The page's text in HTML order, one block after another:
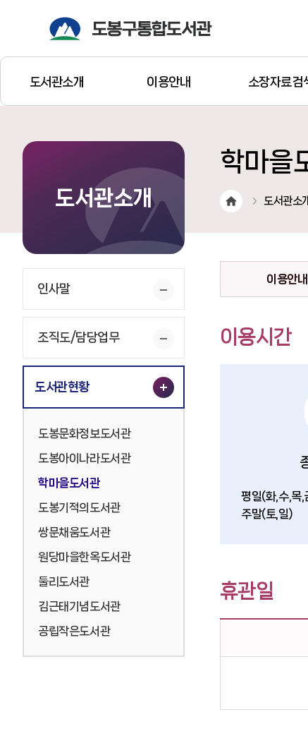
도서관소개 이용안내 소장자료검
도서관소개
인사말
조직도/담당업무
도서관현황
도봉문화정보도서관
도봉아이나라도서관
학마을도서관
도봉기적의도서관
쌍문채움도서관
원당마을한옥도서관
둘리도서관
김근태기념도서관
공립작은도서관
학마을
도서관소
이용안내
이용시간
평일(화,수,목,
주말(토,일)
휴관일